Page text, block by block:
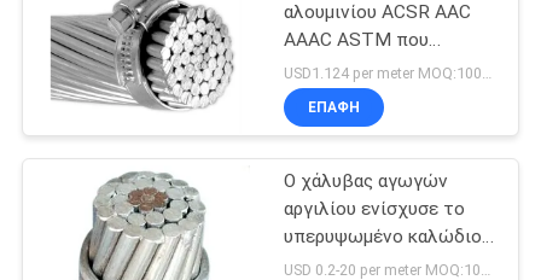
αλουμινίου ACSR AAC
AAAC ASTM που
ενισχύεται
USD1.124 per meter MOQ:1000M
ΕΠΑΦΉ
Ο χάλυβας αγωγών
αργιλίου ενίσχυσε το
υπερυψωμένο καλώδιο
αγωγών ACSR